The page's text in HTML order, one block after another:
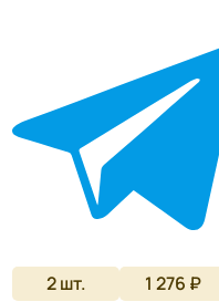
2 шт. 1 276 ₽